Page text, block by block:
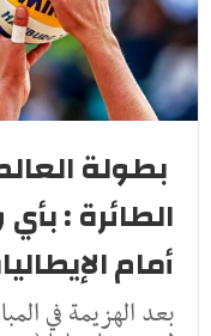
بطولة
الطائرة :
أمام
بعد الهزيمة في